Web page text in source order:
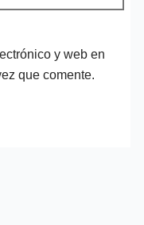
y web en
que comente.